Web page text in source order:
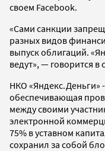
своем Facebook.
«Сами санкции
разных видов
выпуск облигаций.
ведут», — говорится
НКО «Яндекс.Деньги»
обеспечивающая
между своими
электронной
75% в уставном
сохранил за собой